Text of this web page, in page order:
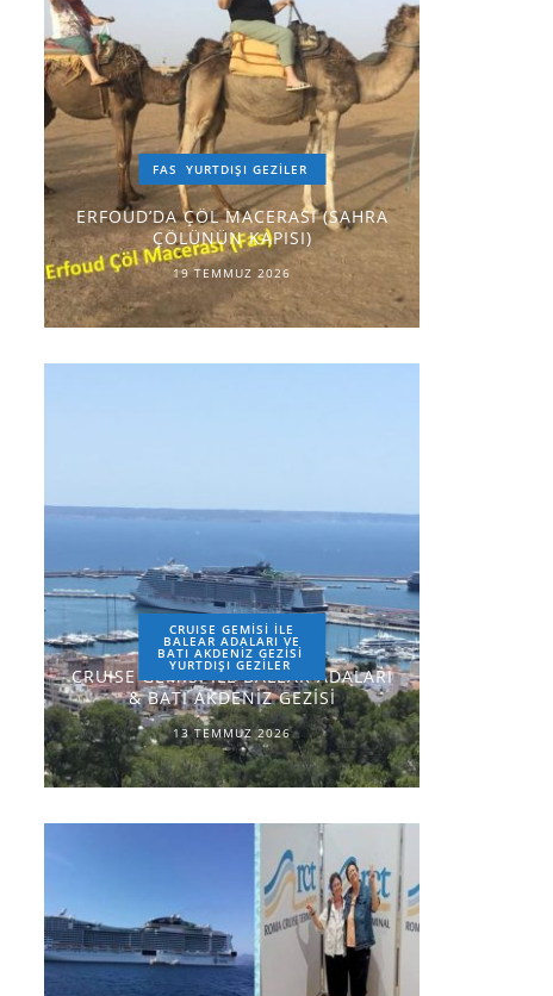
FAS YURTDIŞI GEZILER
ERFOUD’DA ÇÖL MACERASI (SAHRA
ÇÖLÜNÜN KAPISI)
19 TEMMUZ 2026
CRUISE GEMİSİ İLE
BALEAR ADALARI VE
BATI AKDENİZ GEZİSİ
YURTDIŞI GEZILER
CRUISE GEMİSİ İLE BALEAR ADALARI
& BATI AKDENİZ GEZİSİ
13 TEMMUZ 2026